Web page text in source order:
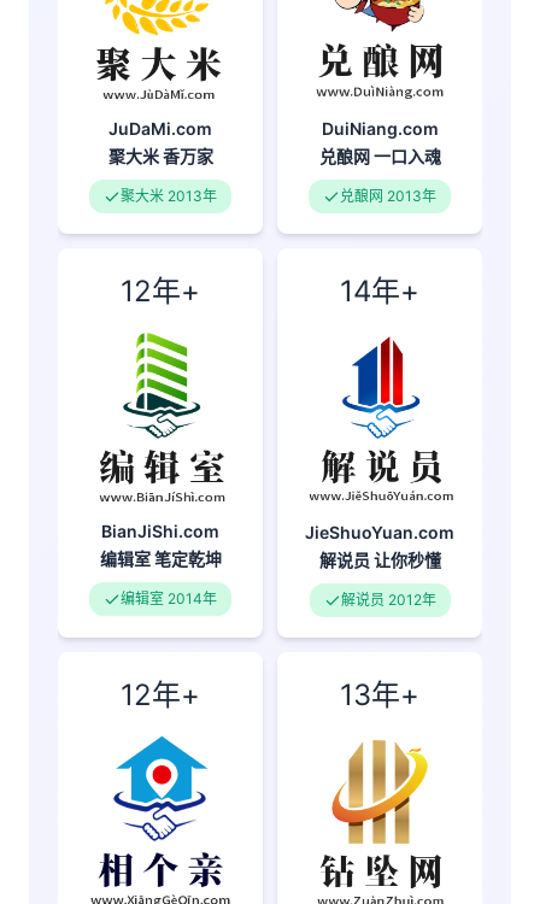
JuDaMi.com
聚大米香万家
聚大米 2013年
DuiNiang.com
兑酿网一口入魂
兑酿网 2013年
12年+
BianJiShi.com
编辑室笔定乾坤
编辑室 2014年
14年+
JieShuoYuan.com
解说员 让你秒懂
解说员 2012年
12年+ 13年+